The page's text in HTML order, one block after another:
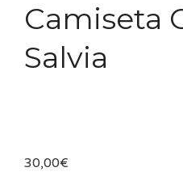
Camiseta
Salvia
30,00€